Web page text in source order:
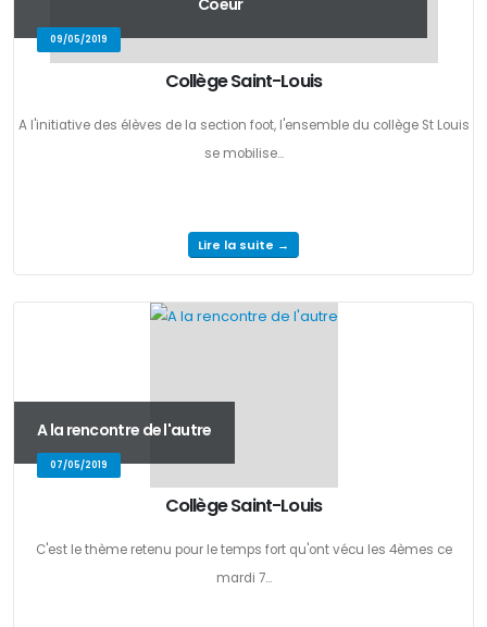
Coeur
09/05/2019
Collège Saint-Louis
A l'initiative des élèves de la section foot, l'ensemble du collège St Louis
se mobilise...
Lire la suite →
A la rencontre de l'autre
07/05/2019
Collège Saint-Louis
C'est le thème retenu pour le temps fort qu'ont vécu les 4èmes ce
mardi 7...